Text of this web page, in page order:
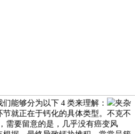
能够分为以下 4 类来理解：
夹杂
就正在于钙化的具体类型。不克不
需要留意的是，几乎没有癌变风